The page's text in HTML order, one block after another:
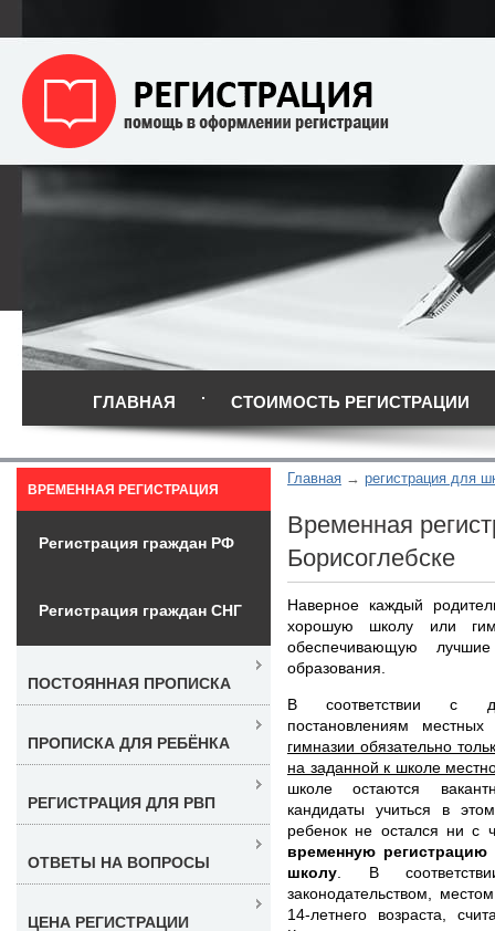
ГЛАВНАЯ СТОИМОСТЬ РЕГИСТРАЦИИ
Главная регистрация для
Временная
Борисоглебске
Наверное каждый
хорошую школу или
обеспечивающую
образования.
В соответствии с
постановлениям
гимназии обязательно
на заданной к школе
школе остаются
кандидаты учиться в
ребенок не остался ни с
временную
школу . В
законодательством,
14-летнего возраста,
ВРЕМЕННАЯ РЕГИСТРАЦИЯ
Регистрация граждан РФ
Регистрация граждан СНГ
ПОСТОЯННАЯ ПРОПИСКА
ПРОПИСКА ДЛЯ РЕБЁНКА
РЕГИСТРАЦИЯ ДЛЯ РВП
ОТВЕТЫ НА ВОПРОСЫ
ЦЕНА РЕГИСТРАЦИИ